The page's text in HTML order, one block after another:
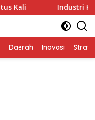
Industri
Daerah Inovasi